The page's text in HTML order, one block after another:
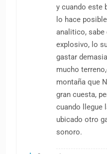
y cuando este
lo hace
analitico, sabe
explosivo, lo
gastar
mucho
montaña que
gran cuesta,
cuando llegue
ubicado otro
sonoro.